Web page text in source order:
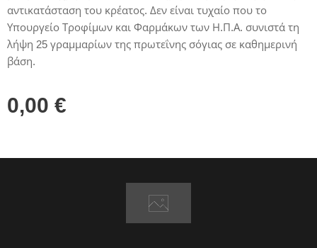
αντικατάσταση του κρέατος. Δεν είναι τυχαίο που το
Υπουργείο Τροφίμων και Φαρμάκων των Η.Π.Α. συνιστά τη
λήψη 25 γραμμαρίων της πρωτεΐνης σόγιας σε καθημερινή
βάση.
0,00 €